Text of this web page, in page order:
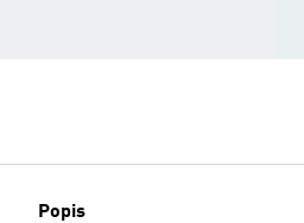
Popis